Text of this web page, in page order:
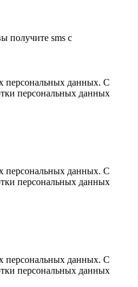
получите sms с
персональных данных. С
персональных данных
персональных данных. С
персональных данных
персональных данных. С
персональных данных